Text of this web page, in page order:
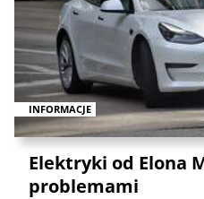
INFORMACJE
Elektryki od Elona
problemami